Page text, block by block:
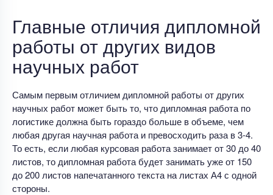
Главные отличия дипломной
работы от других видов
научных работ
Самым первым отличием дипломной работы от других
научных работ может быть то, что дипломная работа по
логистике должна быть гораздо больше в объеме, чем
любая другая научная работа и превосходить раза в 3-4.
То есть, если любая курсовая работа занимает от 30 до 40
листов, то дипломная работа будет занимать уже от 150
до 200 листов напечатанного текста на листах А4 с одной
стороны.